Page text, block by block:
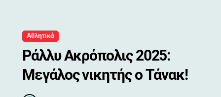
Αθλητικά
Ράλλυ Ακρόπολις 2025:
Μεγάλος νικητής ο Τάνακ!